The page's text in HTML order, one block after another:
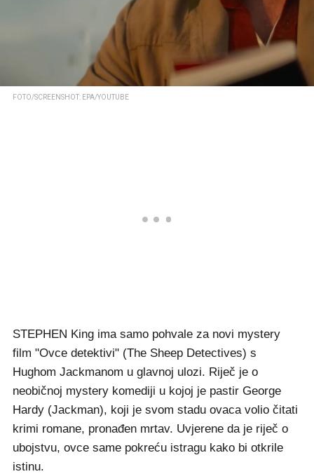
FOTO/SCREENSHOT: EPA/YOUTUBE
STEPHEN King ima samo pohvale za novi mystery
film "Ovce detektivi" (The Sheep Detectives) s
Hughom Jackmanom u glavnoj ulozi. Riječ je o
neobičnoj mystery komediji u kojoj je pastir George
Hardy (Jackman), koji je svom stadu ovaca volio čitati
krimi romane, pronađen mrtav. Uvjerene da je riječ o
ubojstvu, ovce same pokreću istragu kako bi otkrile
istinu.